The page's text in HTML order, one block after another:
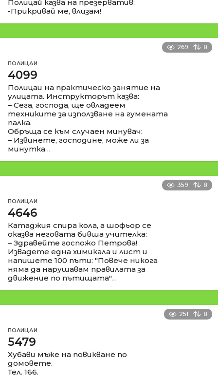
Полицай казва на презерватив:
-Прикривай ме, влизам!
269 8
ПОЛИЦАИ
4099
Полицаи на практическо занятие на
улицата. Инструкторът казва:
– Сега, господа, ще овладеем
техниките за използване на гумената
палка.
Обръща се към случаен минувач:
– Извинете, господине, може ли за
минутка…
359 8
ПОЛИЦАИ
4646
Катаджия спира кола, а шофьор се
оказва неговата бивша учителка:
– Здравейте госпожо Петрова!
Извадете една химикала и лист и
напишете 100 пъти: "Повече никога
няма да нарушавам правилата за
движение по пътищата"…
251 8
ПОЛИЦАИ
5479
Хубави мъже на повикване по
домовете.
Тел. 166.